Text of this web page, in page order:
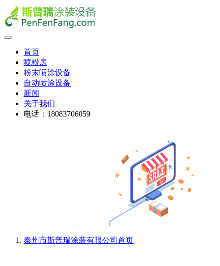
首页
喷粉房
粉末喷涂设备
自动喷涂设备
新闻
关于我们
电话：18083706059
泰州市斯普瑞涂装有限公司 首页